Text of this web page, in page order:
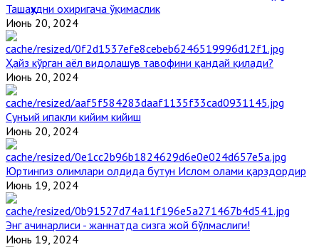
Ташаҳҳудни охиригача ўқимаслик
Июнь 20, 2024
Ҳайз кўрган аёл видолашув тавофини қандай қилади?
Июнь 20, 2024
Сунъий ипакли кийим кийиш
Июнь 20, 2024
Юртингиз олимлари олдида бутун Ислом олами қарздордир
Июнь 19, 2024
Энг ачинарлиси - жаннатда сизга жой бўлмаслиги!
Июнь 19, 2024